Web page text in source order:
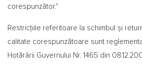
corespunzător."
Restricțiile referitoare la schimbul și
calitate corespunzătoare sunt
Hotărârii Guvernului Nr. 1465 din